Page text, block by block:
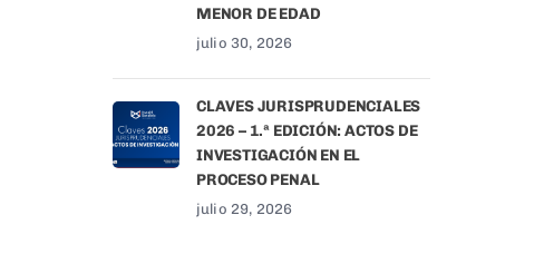
MENOR DE EDAD
julio 30, 2026
CLAVES JURISPRUDENCIALES
2026 – 1.ª EDICIÓN: ACTOS DE
INVESTIGACIÓN EN EL
PROCESO PENAL
julio 29, 2026